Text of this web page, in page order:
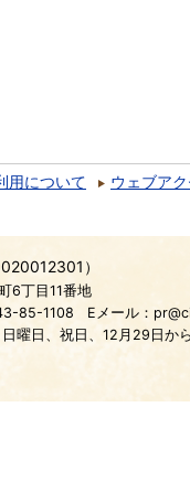
用について ウェブア
）
6丁目11番地
85-1108 Eメール：
曜日、祝日、12月29日か